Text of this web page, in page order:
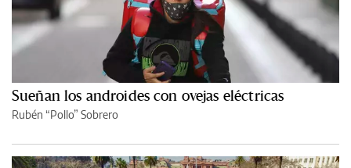
Sueñan los androides con ovejas eléctricas
Rubén “Pollo” Sobrero